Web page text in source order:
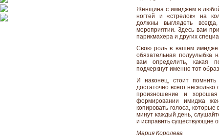
Женщина с имиджем в
ногтей и «стрелок» на
должны выглядеть
мероприятии. Здесь вам
парикмахера и других
Свою роль в вашем имидже
обязательная полуулыбка
вам определить, какая
подчеркнут именно тот
И наконец, стоит
достаточно всего
произношение и
формировании имиджа
копировать голоса,
минут каждый день,
и исправить существующие
Мария Королева